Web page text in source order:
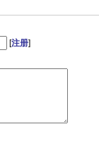
[注册]